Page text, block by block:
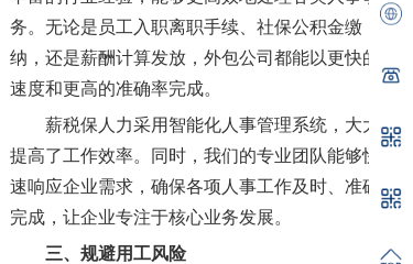
务。无论是员工入职离职手续、社保公积金缴
纳，还是薪酬计算发放，外包公司都能以更快的
速度和更高的准确率完成。
薪税保人力采用智能化人事管理系统，大大
提高了工作效率。同时，我们的专业团队能够快
速响应企业需求，确保各项人事工作及时、准确
完成，让企业专注于核心业务发展。
三、规避用工风险